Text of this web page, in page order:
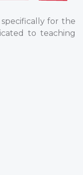
for the
to teaching